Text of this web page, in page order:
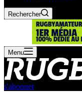
Rechercher
Menu
s'abonner